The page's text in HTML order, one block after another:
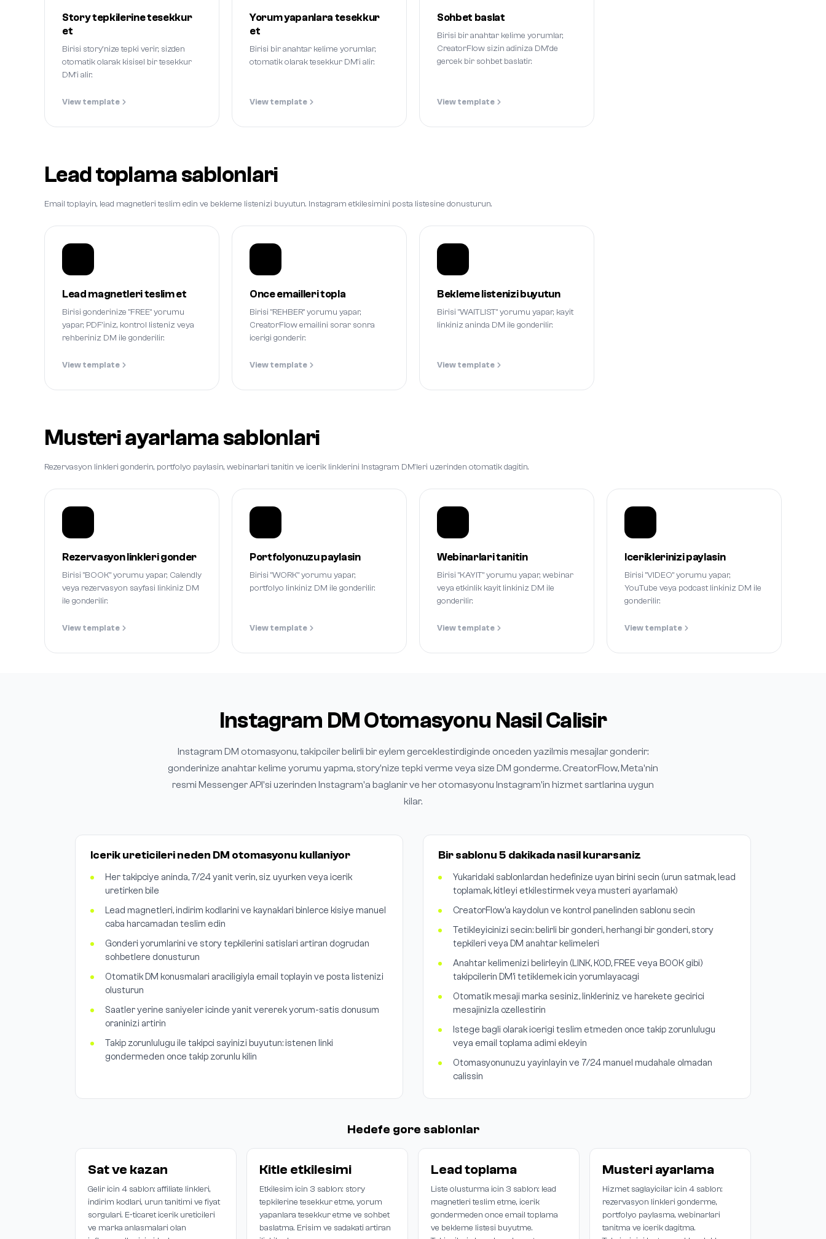
Story tepkilerine tesekkur
et
Birisi story'nize tepki verir, sizden
otomatik olarak kisisel bir tesekkur
DM'i alir.
View template
Yorum yapanlara tesekkur
et
Birisi bir anahtar kelime yorumlar,
otomatik olarak tesekkur DM'i alir.
View template
Sohbet baslat
Birisi bir anahtar kelime yorumlar,
CreatorFlow sizin adiniza DM'de
gercek bir sohbet baslatir.
View template
Lead toplama sablonlari
Email toplayin, lead magnetleri teslim edin ve bekleme listenizi buyutun. Instagram etkilesimini posta listesine donusturun.
Lead magnetleri teslim et
Birisi gonderinize "FREE" yorumu
yapar, PDF'iniz, kontrol listeniz veya
rehberiniz DM ile gonderilir.
View template
Once emailleri topla
Birisi "REHBER" yorumu yapar,
CreatorFlow emailini sorar sonra
icerigi gonderir.
View template
Bekleme listenizi buyutun
Birisi "WAITLIST" yorumu yapar, kayit
linkiniz aninda DM ile gonderilir.
View template
Musteri ayarlama sablonlari
Rezervasyon linkleri gonderin, portfolyo paylasin, webinarlari tanitin ve icerik linklerini Instagram DM'leri uzerinden otomatik dagitin.
Rezervasyon linkleri gonder
Birisi "BOOK" yorumu yapar, Calendly
veya rezervasyon sayfasi linkiniz DM
ile gonderilir.
View template
Portfolyonuzu paylasin
Birisi "WORK" yorumu yapar,
portfolyo linkiniz DM ile gonderilir.
View template
Webinarlari tanitin
Birisi "KAYIT" yorumu yapar, webinar
veya etkinlik kayit linkiniz DM ile
gonderilir.
View template
Iceriklerinizi paylasin
Birisi "VIDEO" yorumu yapar,
YouTube veya podcast linkiniz DM ile
gonderilir.
View template
Instagram DM Otomasyonu Nasil Calisir
Instagram DM otomasyonu, takipciler belirli bir eylem gerceklestirdiginde onceden yazilmis mesajlar gonderir:
gonderinize anahtar kelime yorumu yapma, story'nize tepki verme veya size DM gonderme. CreatorFlow, Meta'nin
resmi Messenger API'si uzerinden Instagram'a baglanir ve her otomasyonu Instagram'in hizmet sartlarina uygun
kilar.
Icerik ureticileri neden DM otomasyonu kullaniyor
Her takipciye aninda, 7/24 yanit verin, siz uyurken veya icerik
uretirken bile
Lead magnetleri, indirim kodlarini ve kaynaklari binlerce kisiye manuel
caba harcamadan teslim edin
Gonderi yorumlarini ve story tepkilerini satislari artiran dogrudan
sohbetlere donusturun
Otomatik DM konusmalari araciligiyla email toplayin ve posta listenizi
olusturun
Saatler yerine saniyeler icinde yanit vererek yorum-satis donusum
oraninizi artirin
Takip zorunlulugu ile takipci sayinizi buyutun: istenen linki
gondermeden once takip zorunlu kilin
Bir sablonu 5 dakikada nasil kurarsaniz
Yukaridaki sablonlardan hedefinize uyan birini secin (urun satmak, lead
toplamak, kitleyi etkilestirmek veya musteri ayarlamak)
CreatorFlow'a kaydolun ve kontrol panelinden sablonu secin
Tetikleyicinizi secin: belirli bir gonderi, herhangi bir gonderi, story
tepkileri veya DM anahtar kelimeleri
Anahtar kelimenizi belirleyin (LINK, KOD, FREE veya BOOK gibi)
takipcilerin DM'i tetiklemek icin yorumlayacagi
Otomatik mesaji marka sesiniz, linkleriniz ve harekete gecirici
mesajinizla ozellestirin
Istege bagli olarak icerigi teslim etmeden once takip zorunlulugu
veya email toplama adimi ekleyin
Otomasyonunuzu yayinlayin ve 7/24 manuel mudahale olmadan
calissin
Hedefe gore sablonlar
Sat ve kazan
Gelir icin 4 sablon: affiliate linkleri,
indirim kodlari, urun tanitimi ve fiyat
sorgulari. E-ticaret icerik ureticileri
ve marka anlasmalari olan
Kitle etkilesimi
Etkilesim icin 3 sablon: story
tepkilerine tesekkur etme, yorum
yapanlara tesekkur etme ve sohbet
baslatma. Erisim ve sadakati artiran
Lead toplama
Liste olusturma icin 3 sablon: lead
magnetleri teslim etme, icerik
gondermeden once email toplama
ve bekleme listesi buyutme.
Musteri ayarlama
Hizmet saglayicilar icin 4 sablon:
rezervasyon linkleri gonderme,
portfolyo paylasma, webinarlari
tanitma ve icerik dagitma.